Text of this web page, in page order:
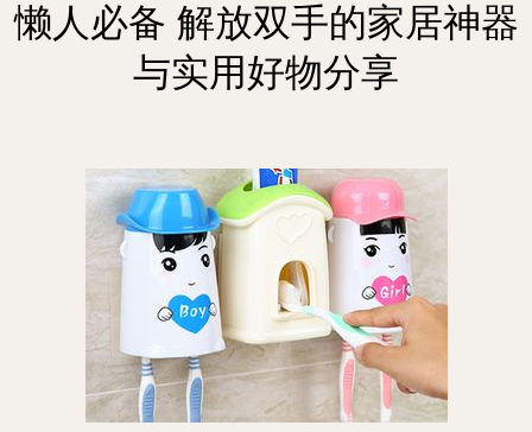
懒人必备 解放双手的家居神器
与实用好物分享